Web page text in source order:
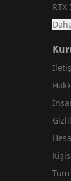
RTX